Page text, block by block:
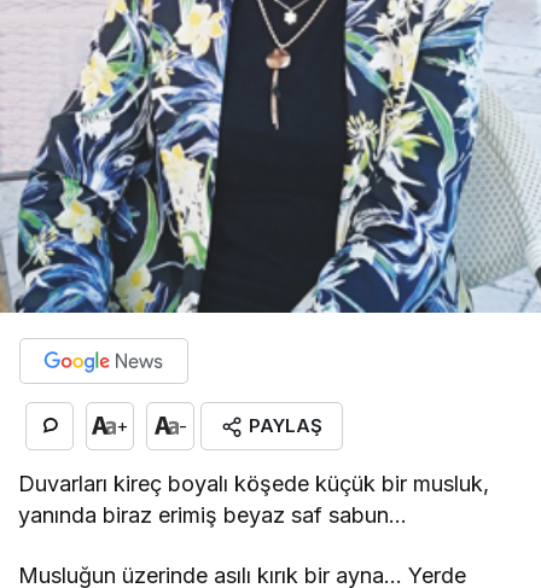
+ - PAYLAŞ
Duvarları kireç boyalı köşede küçük bir musluk,
yanında biraz erimiş beyaz saf sabun…
Musluğun üzerinde asılı kırık bir ayna… Yerde